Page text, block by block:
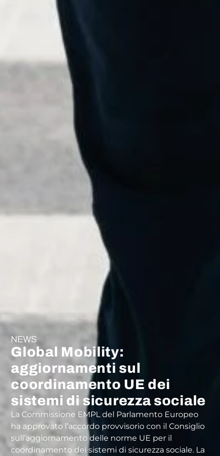
NEWS
Global Mobility:
aggiornamenti sul
coordinamento UE dei
sistemi di sicurezza sociale
La Commissione EMPL del Parlamento Europeo
ha approvato l’accordo provvisorio con il Consiglio
sull’aggiornamento delle norme UE per il
coordinamento dei sistemi di sicurezza sociale. La